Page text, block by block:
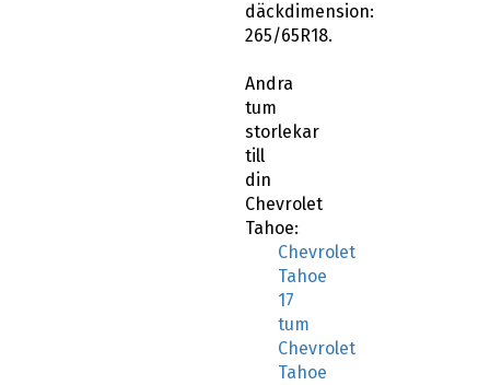
däckdimension:
265/65R18.
Andra
tum
storlekar
till
din
Chevrolet
Tahoe:
Chevrolet
Tahoe
17
tum
Chevrolet
Tahoe